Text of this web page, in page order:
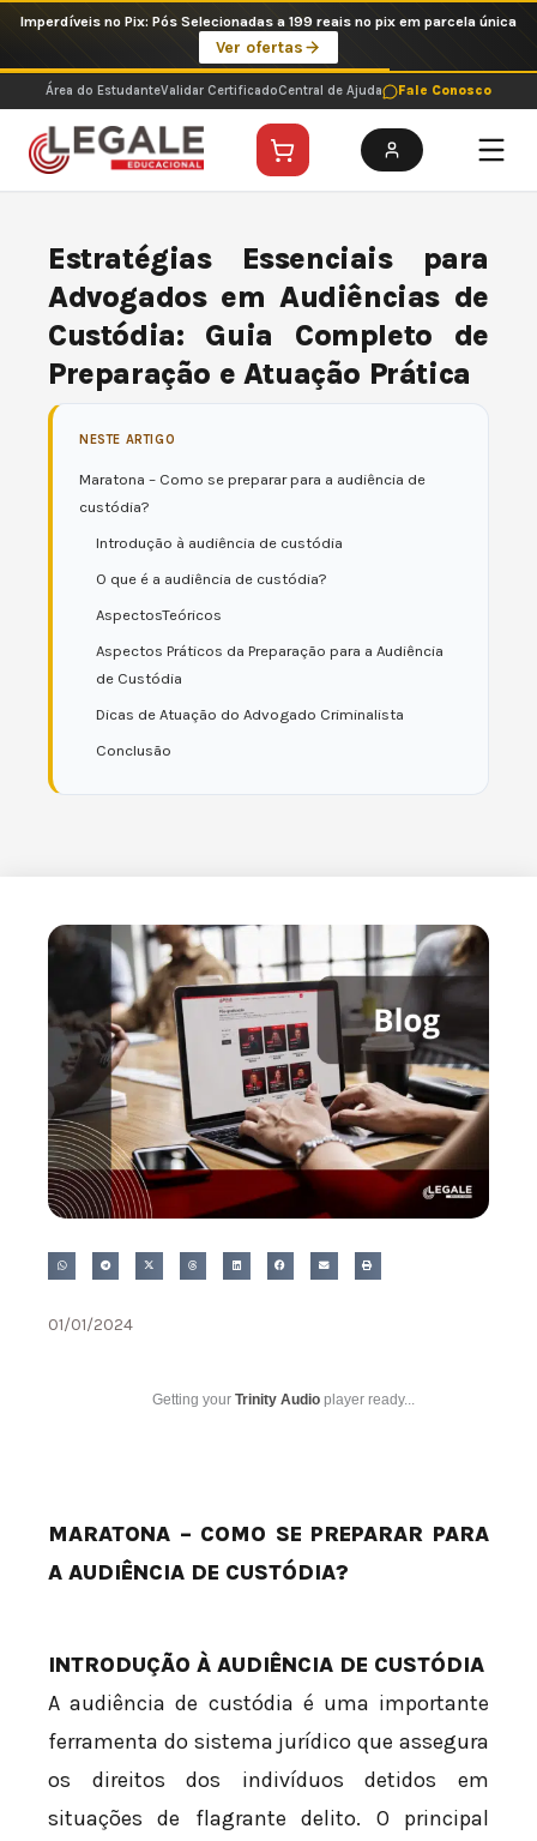
o
conteúdo
Imperdíveis no Pix: Pós Selecionadas a 199 reais no pix em parcela única
Ver ofertas
Área do EstudanteValidar CertificadoCentral de Ajuda Fale Conosco
Estratégias Essenciais para
Advogados em Audiências de
Custódia: Guia Completo de
Preparação e Atuação Prática
NESTE ARTIGO
Maratona – Como se preparar para a audiência de
custódia?
Introdução à audiência de custódia
O que é a audiência de custódia?
AspectosTeóricos
Aspectos Práticos da Preparação para a Audiência
de Custódia
Dicas de Atuação do Advogado Criminalista
Conclusão
01/01/2024
Getting your Trinity Audio player ready...
MARATONA – COMO SE PREPARAR PARA
A AUDIÊNCIA DE CUSTÓDIA?
INTRODUÇÃO À AUDIÊNCIA DE CUSTÓDIA
A audiência de custódia é uma importante
ferramenta do sistema jurídico que assegura
os direitos dos indivíduos detidos em
situações de flagrante delito. O principal